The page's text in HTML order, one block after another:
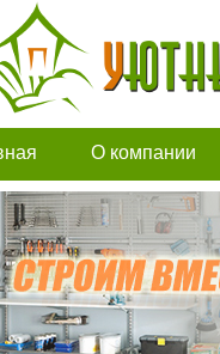
О компании